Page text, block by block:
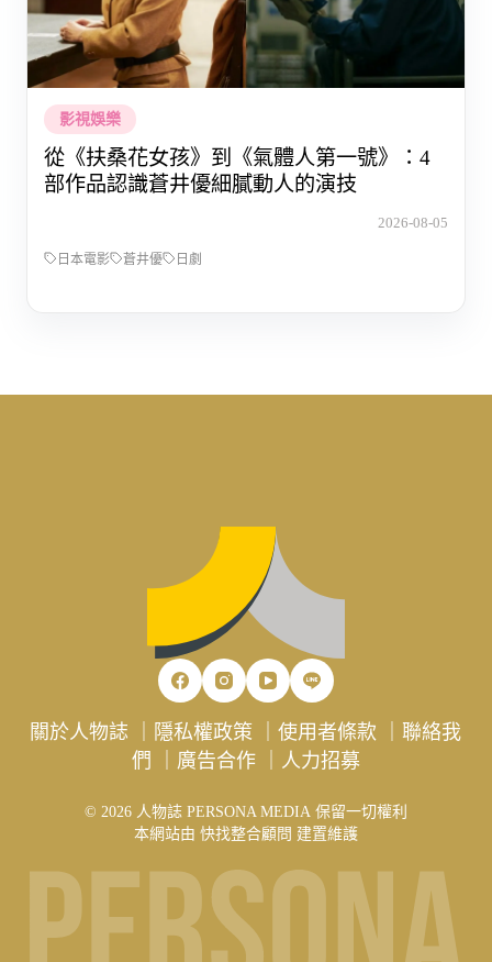
影視娛樂
從《扶桑花女孩》到《氣體人第一號》：4
部作品認識蒼井優細膩動人的演技
2026-08-05
日本電影 蒼井優 日劇
關於人物誌 隱私權政策 ｜使用者條款 ｜聯絡我
們
廣告合作｜ 人力招募
© 2026 人物誌 PERSONA MEDIA 保留一切權利
本網站由 快找整合顧問 建置維護